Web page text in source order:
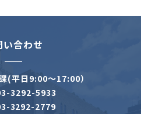
い合わせ
(平日9:00～17:00）
3292-5933
3292-2779